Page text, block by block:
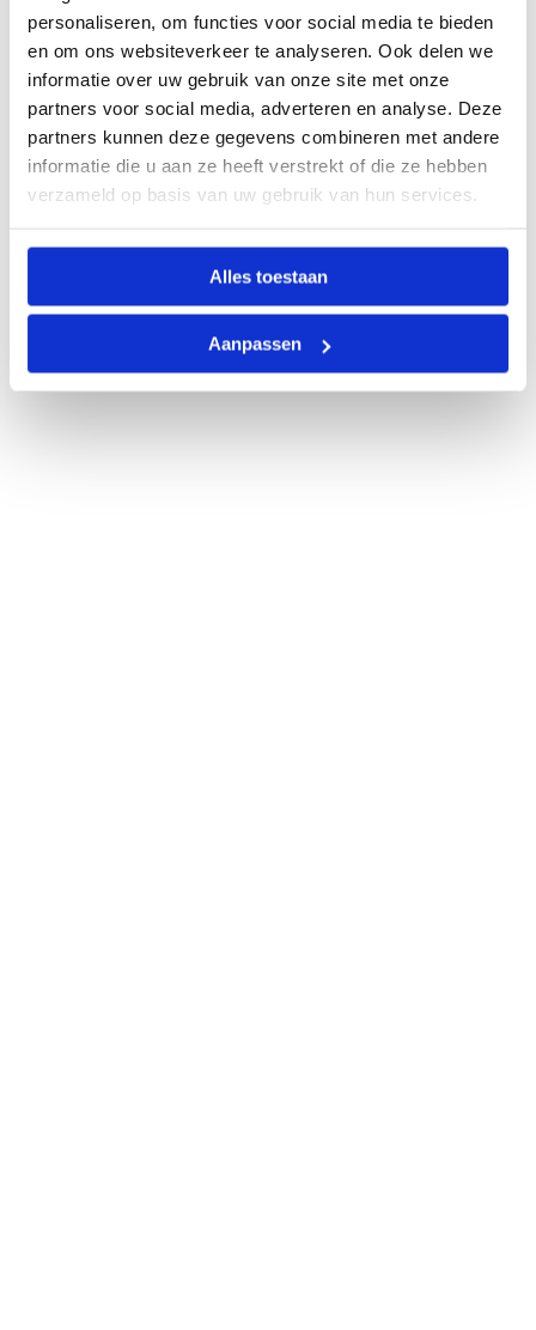
personaliseren, om functies voor social media te bieden
en om ons websiteverkeer te analyseren. Ook delen we
informatie over uw gebruik van onze site met onze
partners voor social media, adverteren en analyse. Deze
partners kunnen deze gegevens combineren met andere
informatie die u aan ze heeft verstrekt of die ze hebben
verzameld op basis van uw gebruik van hun services.
Alles toestaan
Aanpassen